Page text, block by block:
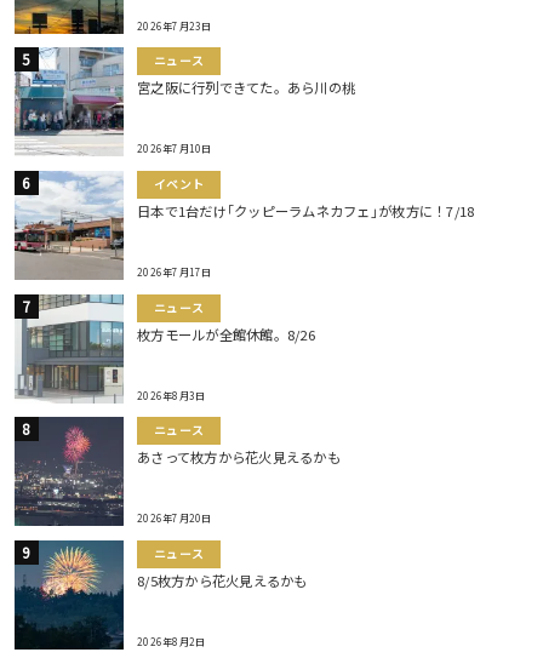
2026年7月23日
ニュース
宮之阪に行列できてた。あら川の桃
2026年7月10日
イベント
日本で1台だけ｢クッピーラムネカフェ｣が枚方に！7/18
2026年7月17日
ニュース
枚方モールが全館休館。8/26
2026年8月3日
ニュース
あさって枚方から花火見えるかも
2026年7月20日
ニュース
8/5枚方から花火見えるかも
2026年8月2日